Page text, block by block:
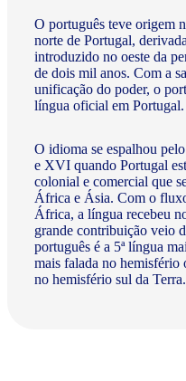
O português teve origem
norte de Portugal,
introduzido no oeste da
de dois mil anos. Com a
unificação do poder, o
língua oficial em Portugal.
O idioma se espalhou
e XVI quando Portugal
colonial e comercial que
África e Ásia. Com o
África, a língua recebeu
grande contribuição veio
português é a 5ª língua
mais falada no hemisfério
no hemisfério sul da Terra.